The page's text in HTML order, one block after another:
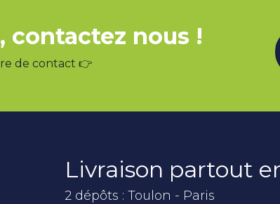
contactez nous !
de contact 👉
Livraison partout
2 dépôts : Toulon - Paris